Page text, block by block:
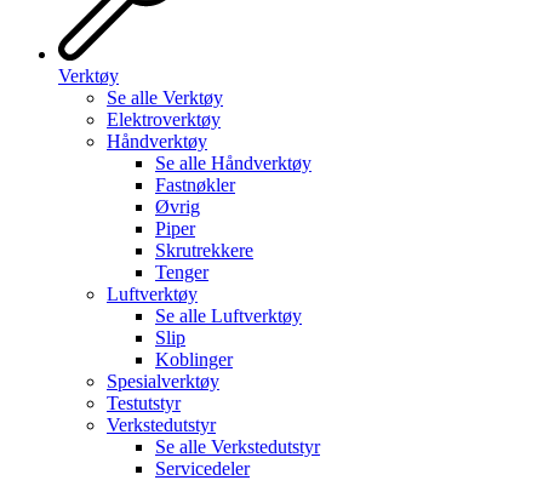
Verktøy
Se alle Verktøy
Elektroverktøy
Håndverktøy
Se alle Håndverktøy
Fastnøkler
Øvrig
Piper
Skrutrekkere
Tenger
Luftverktøy
Se alle Luftverktøy
Slip
Koblinger
Spesialverktøy
Testutstyr
Verkstedutstyr
Se alle Verkstedutstyr
Servicedeler